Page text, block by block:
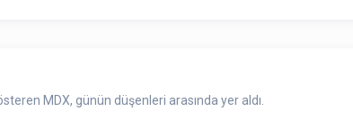
MDX, günün düşenleri arasında yer aldı.